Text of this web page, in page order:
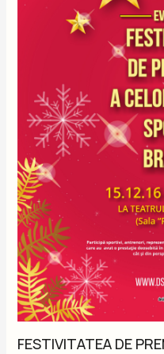
FESTIVITATEA DE